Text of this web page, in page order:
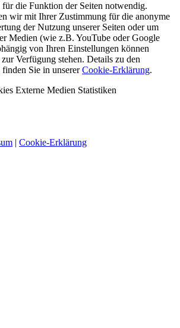
die Funktion der Seiten notwendig.
wir mit Ihrer Zustimmung für die anonyme
der Nutzung unserer Seiten oder um
Medien (wie z.B. YouTube oder Google
von Ihren Einstellungen können
Verfügung stehen. Details zu den
Sie in unsererCookie-Erklärung.
Externe Medien Statistiken
| Cookie-Erklärung